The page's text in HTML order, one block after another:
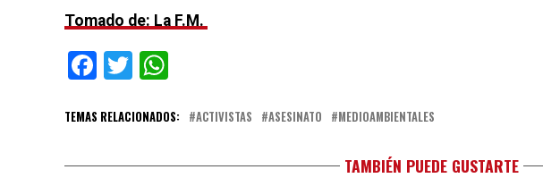
Tomado de: La F.M.
Facebook
Twitter
TEMAS RELACIONADOS: ACTIVISTAS ASESINATO MEDIOAMBIENTALES
TAMBIÉN PUEDE GUSTARTE